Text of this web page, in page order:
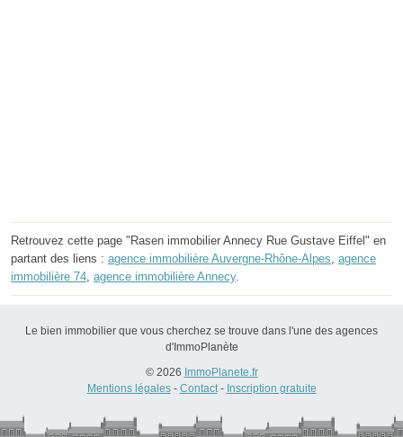
Retrouvez cette page "Rasen immobilier Annecy Rue Gustave Eiffel" en
partant des liens : agence immobilière Auvergne-Rhône-Alpes, agence
immobilière 74, agence immobilière Annecy.
Le bien immobilier que vous cherchez se trouve dans l'une des agences
d'ImmoPlanète
© 2026 ImmoPlanete.fr
Mentions légales- Contact- Inscription gratuite